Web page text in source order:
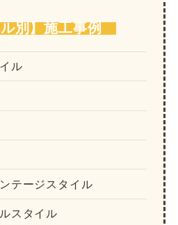
別】施工事例
ル
テージスタイル
スタイル